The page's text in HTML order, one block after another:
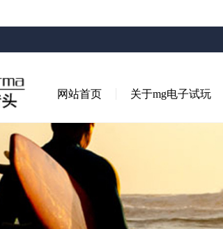
网站首页 关于mg电子试玩